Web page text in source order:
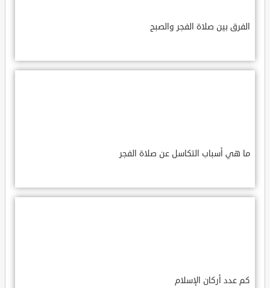
الفرق بين صلاة الفجر والصبح
ما هي أسباب التكاسل عن صلاة الفجر
كم عدد أركان الإسلام